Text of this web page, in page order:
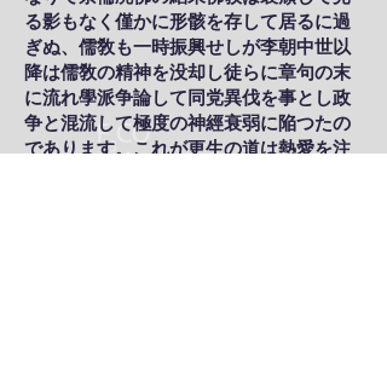
る影もなく僅かに形骸を存して居るに過
ぎぬ、儒敎も一時振興せしが李朝中世以
降は儒敎の精神を没却し徒らに章句の末
に流れ學派争論して同党異伐を事とし政
争と混流して極度の神經衰弱に陥つたの
であります。これが更生の道は熱愛を注